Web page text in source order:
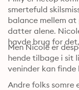
smertefuld
balance mellem at
datter alene.
havde brug for
Men Nicole er
hende tilbage i sit
veninder kan finde
Andre folks somre